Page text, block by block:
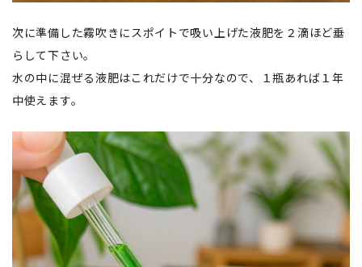
次に準備した霧吹きにスポイトで吸い上げた液肥を２滴ほど垂
らして下さい。
水の中に混ぜる液肥はこれだけで十分なので、１瓶あれば１年
中使えます。